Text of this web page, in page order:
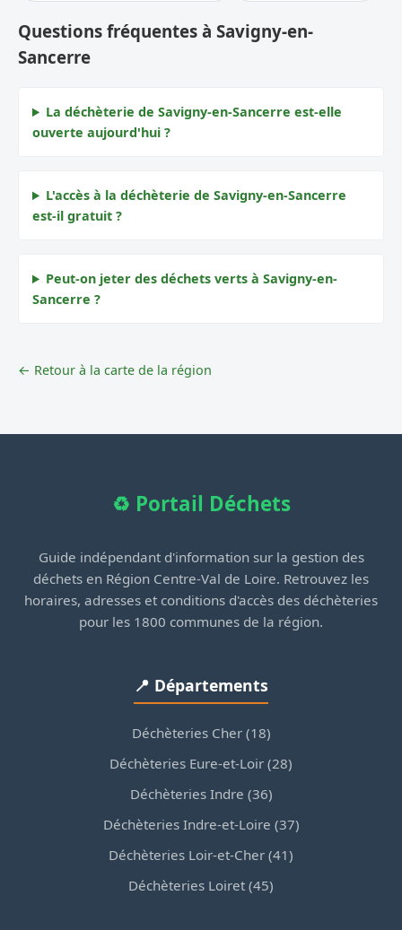
Questions fréquentes à Savigny-en-
Sancerre
La déchèterie de Savigny-en-Sancerre est-elle
ouverte aujourd'hui ?
L'accès à la déchèterie de Savigny-en-Sancerre
est-il gratuit ?
Peut-on jeter des déchets verts à Savigny-en-
Sancerre ?
← Retour à la carte de la région
♻️ Portail Déchets
Guide indépendant d'information sur la gestion des
déchets en Région Centre-Val de Loire. Retrouvez les
horaires, adresses et conditions d'accès des déchèteries
pour les 1800 communes de la région.
📍 Départements
Déchèteries Cher (18)
Déchèteries Eure-et-Loir (28)
Déchèteries Indre (36)
Déchèteries Indre-et-Loire (37)
Déchèteries Loir-et-Cher (41)
Déchèteries Loiret (45)